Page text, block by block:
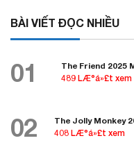
BÀI VIẾT ĐỌC NHIỀU
01
The Friend 2025
489 LÆ°á»£t xem
02
The Jolly Monkey
408 LÆ°á»£t xem